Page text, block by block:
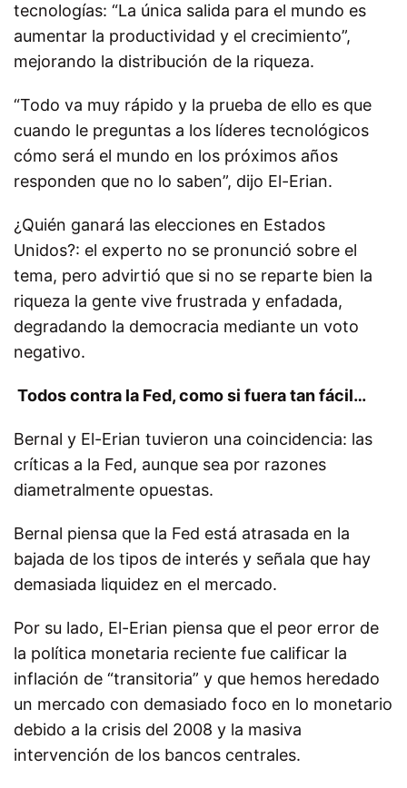
tecnologías: “La única salida para el mundo es
aumentar la productividad y el crecimiento”,
mejorando la distribución de la riqueza.
“Todo va muy rápido y la prueba de ello es que
cuando le preguntas a los líderes tecnológicos
cómo será el mundo en los próximos años
responden que no lo saben”, dijo El-Erian.
¿Quién ganará las elecciones en Estados
Unidos?: el experto no se pronunció sobre el
tema, pero advirtió que si no se reparte bien la
riqueza la gente vive frustrada y enfadada,
degradando la democracia mediante un voto
negativo.
Todos contra la Fed, como si fuera tan fácil…
Bernal y El-Erian tuvieron una coincidencia: las
críticas a la Fed, aunque sea por razones
diametralmente opuestas.
Bernal piensa que la Fed está atrasada en la
bajada de los tipos de interés y señala que hay
demasiada liquidez en el mercado.
Por su lado, El-Erian piensa que el peor error de
la política monetaria reciente fue calificar la
inflación de “transitoria” y que hemos heredado
un mercado con demasiado foco en lo monetario
debido a la crisis del 2008 y la masiva
intervención de los bancos centrales.